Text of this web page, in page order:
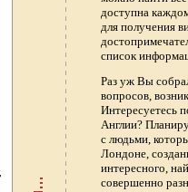
доступна
для получения
список
Раз уж Вы
вопросов,
Интересуетесь
Англии?
с людьми,
Лондоне,
интересного,
совершенно